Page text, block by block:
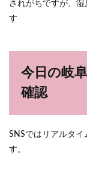
されがちですが、
す
今日の岐
確認
SNSではリアルタ
す。